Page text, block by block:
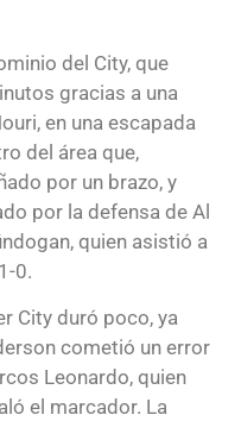
del City, que
gracias a una
en una escapada
del área que,
por un brazo, y
por la defensa de Al
quien asistió a
0.
City duró poco, ya
cometió un error
Leonardo, quien
el marcador. La